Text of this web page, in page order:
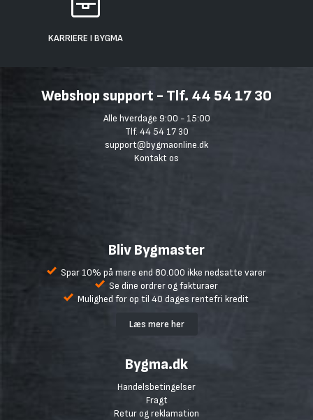
KARRIERE I BYGMA
Webshop support - Tlf. 44 54 17 30
Alle hverdage 9:00 - 15:00
Tlf. 44 54 17 30
support@bygmaonline.dk
Kontakt os
Bliv Bygmaster
Spar 10% på mere end 80.000 ikke nedsatte varer
Se dine ordrer og fakturaer
Mulighed for op til 40 dages rentefri kredit
Læs mere her
Bygma.dk
Handelsbetingelser
Fragt
Retur og reklamation